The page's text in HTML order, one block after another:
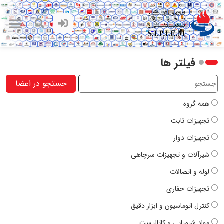
فیلتر ها
جستجو در اعضا
همه گروه
تجهیزات ثابت
تجهیزات دوار
شیرآلات و تجهیزات سرچاهی
لوله و اتصالات
تجهیزات حفاری
کنترل اتوماسیون و ابزار دقیق